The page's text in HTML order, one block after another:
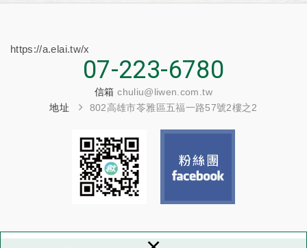
到「左轉有書」聆聽
《水果政治學》作者
焦鈞的精闢分析解
https://a.elai.tw/x
07-223-6780
信箱chuliu@liwen.com.tw
地址
802高雄市苓雅區五福一路57號2樓之2